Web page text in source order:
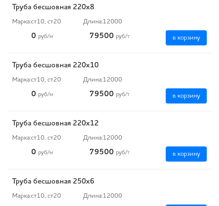
Труба бесшовная 220х8
Марка:ст10, ст20 Длина:12000
0 руб/м 79500 руб/т в корзину
Труба бесшовная 220х10
Марка:ст10, ст20 Длина:12000
0 руб/м 79500 руб/т в корзину
Труба бесшовная 220х12
Марка:ст10, ст20 Длина:12000
0 руб/м 79500 руб/т в корзину
Труба бесшовная 250х6
Марка:ст10, ст20 Длина:12000